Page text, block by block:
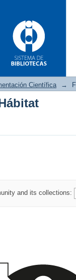
Científica →
and its collections: